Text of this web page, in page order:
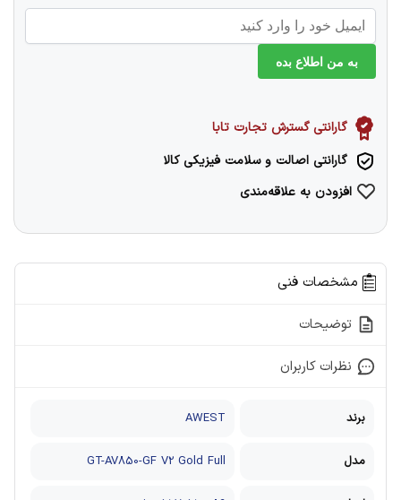
به من اطلاع بده
گارانتی گسترش تجارت تابا
گارانتی اصالت و سلامت فیزیکی کالا
افزودن به علاقه‌مندی
مشخصات فنی
توضیحات
نظرات کاربران
برند AWEST
مدل GT-AV850-GF V2 Gold Full